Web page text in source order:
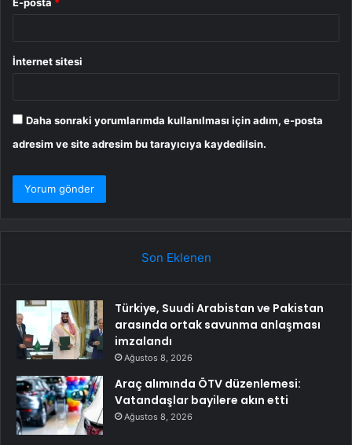
E-posta *
İnternet sitesi
Daha sonraki yorumlarımda kullanılması için adım, e-posta
adresim ve site adresim bu tarayıcıya kaydedilsin.
Son Eklenen
Türkiye, Suudi Arabistan ve Pakistan
arasında ortak savunma anlaşması
imzalandı
Ağustos 8, 2026
Araç alımında ÖTV düzenlemesi:
Vatandaşlar bayilere akın etti
Ağustos 8, 2026